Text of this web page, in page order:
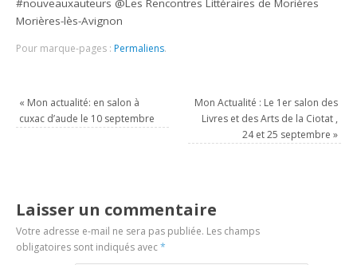
#nouveauxauteurs @Les Rencontres Littéraires de Morières
Morières-lès-Avignon
Pour marque-pages : Permaliens.
« Mon actualité: en salon à
cuxac d’aude le 10 septembre
Mon Actualité : Le 1er salon des
Livres et des Arts de la Ciotat ,
24 et 25 septembre »
Laisser un commentaire
Votre adresse e-mail ne sera pas publiée. Les champs
obligatoires sont indiqués avec*